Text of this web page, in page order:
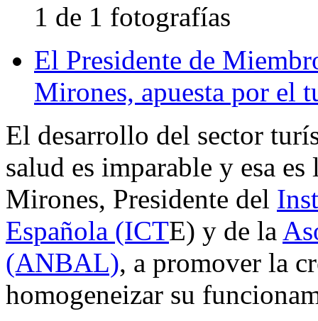
1 de 1 fotografías
El Presidente de
Mirones, apuesta por el
El desarrollo del sector
salud es imparable y esa
Mirones, Presidente del
Española (ICTE) y de la
(ANBAL), a promover la
homogeneizar su